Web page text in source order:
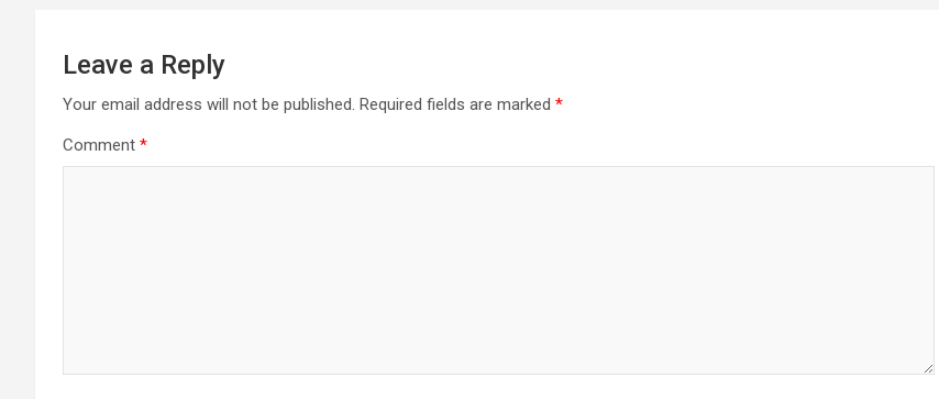
Leave a Reply
Your email address will not be published. Required fields are marked *
Comment *